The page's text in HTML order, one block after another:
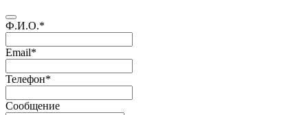
Ф.И.О.*
Email*
Телефон*
Сообщение